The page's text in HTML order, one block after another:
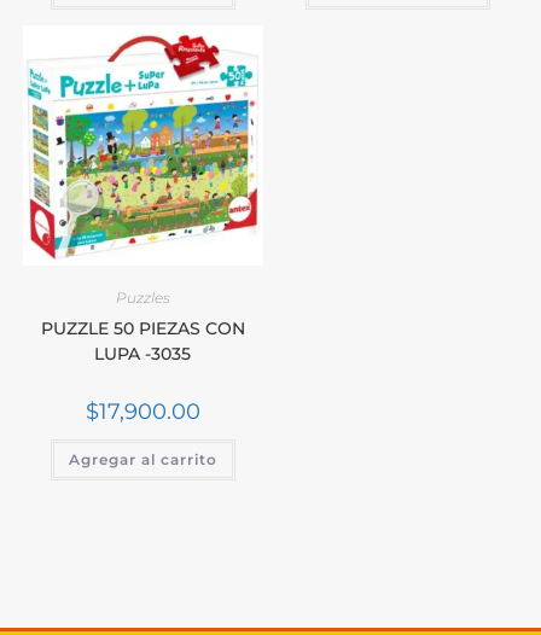
Puzzles
PUZZLE 50 PIEZAS CON
LUPA -3035
$17,900.00
Agregar al carrito